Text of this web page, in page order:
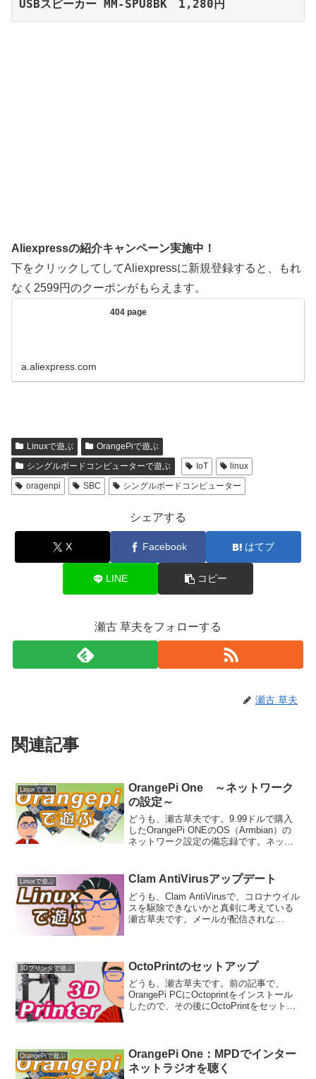
USBスピーカー MM-SPU8BK　1,280円
Aliexpressの紹介キャンペーン実施中！
下をクリックしてしてAliexpressに新規登録すると、もれ
なく2599円のクーポンがもらえます。
404 page
a.aliexpress.com
Linuxで遊ぶ
OrangePiで遊ぶ
シングルボードコンピューターで遊ぶ
IoT
linux
oragenpi
SBC シングルボードコンピューター
シェアする
X Facebook はてブ
LINE コピー
瀬古 草夫をフォローする
瀬古 草夫
関連記事
Linuxで遊ぶ
OrangePi One ～ネットワーク
の設定～
どうも、瀬古草夫です。9.99ドルで購入
したOrangePi ONEのOS（Armbian）の
ネットワーク設定の備忘録です。ネット
で、まずは、サービスが稼働している
Linuxで遊ぶ Clam AntiVirusアップデート
どうも、Clam AntiVirusで、コロナウイル
スを駆除できないかと真剣に考えている
瀬古草夫です。メールが配信されな
...
3Dプリンタで遊ぶ OctoPrintのセットアップ
どうも、瀬古草夫です。前の記事で、
OrangePi PCにOctoprintをインストール
したので、その後にOctoPrintをセットア
OrangePiで遊ぶ
OrangePi One：MPDでインター
ネットラジオを聴く